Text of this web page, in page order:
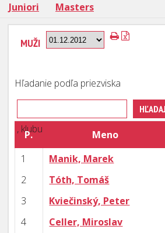
Juniori Masters
MUŽI
Hľadanie podľa priezviska
, klubu
P. Meno
1
Manik, Marek
2
Tóth, Tomáš
3
Kviečinský, Peter
4
Celler, Miroslav